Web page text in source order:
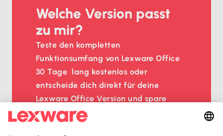
Welche Version passt
zu mir?
Teste den kompletten
Funktionsumfang von Lexware Office
30 Tage  lang kostenlos oder
entscheide dich direkt für deine
Lexware Office Version und spare
beim sofortigen Kauf mit unserem
Aktionsrabatt.